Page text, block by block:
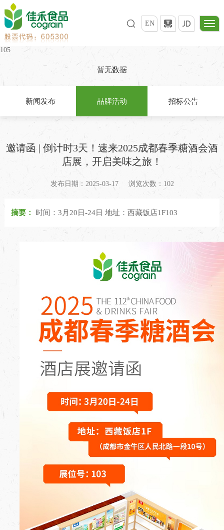
EN
105
暂无数据
新闻发布 品牌活动 招标公告
邀请函 | 倒计时3天！速来2025成都春季糖酒会酒
店展，开启美味之旅！
发布日期：2025-03-17 浏览次数：102
摘要： 时间：3月20日-24日 地址：西藏饭店1F103